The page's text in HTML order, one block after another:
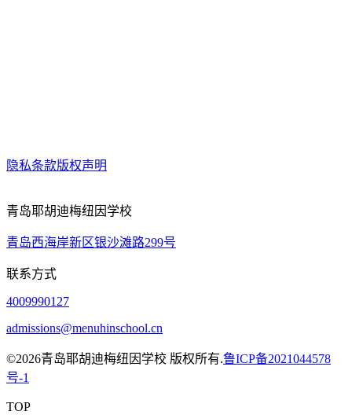
隐私条款版权声明
青岛耶胡迪梅纽因学校
青岛西海岸新区银沙滩路299号
联系方式
4009990127
admissions@menuhinschool.cn
©2026青岛耶胡迪梅纽因学校 版权所有.鲁ICP备2021044578
号-1
TOP